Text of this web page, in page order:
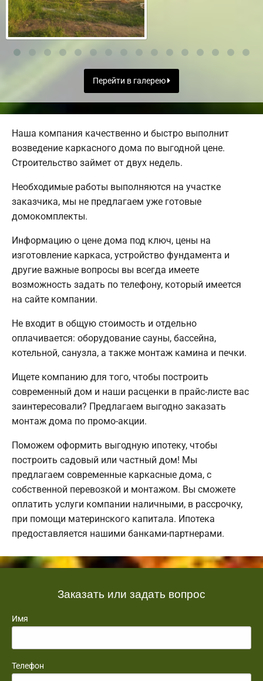
Перейти в галерею
Наша компания качественно и быстро выполнит
возведение каркасного дома по выгодной цене.
Строительство займет от двух недель.
Необходимые работы выполняются на участке
заказчика, мы не предлагаем уже готовые
домокомплекты.
Информацию о цене дома под ключ, цены на
изготовление каркаса, устройство фундамента и
другие важные вопросы вы всегда имеете
возможность задать по телефону, который имеется
на сайте компании.
Не входит в общую стоимость и отдельно
оплачивается: оборудование сауны, бассейна,
котельной, санузла, а также монтаж камина и печки.
Ищете компанию для того, чтобы построить
современный дом и наши расценки в прайс-листе вас
заинтересовали? Предлагаем выгодно заказать
монтаж дома по промо-акции.
Поможем оформить выгодную ипотеку, чтобы
построить садовый или частный дом! Мы
предлагаем современные каркасные дома, с
собственной перевозкой и монтажом. Вы сможете
оплатить услуги компании наличными, в рассрочку,
при помощи материнского капитала. Ипотека
предоставляется нашими банками-партнерами.
Заказать или задать вопрос
Имя
Телефон